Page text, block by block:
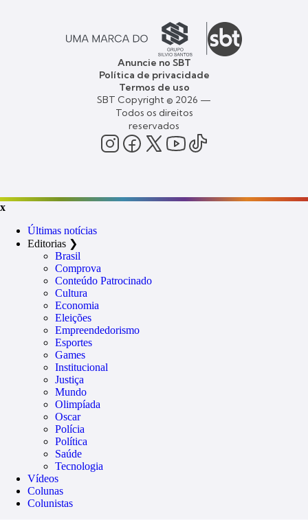
Anuncie no SBT
Política de privacidade
Termos de uso
SBT Copyright © 2026 —
Todos os direitos
reservados
x
Últimas notícias
Editorias ❯
Brasil
Comprova
Conteúdo Patrocinado
Cultura
Economia
Eleições
Empreendedorismo
Esportes
Games
Institucional
Justiça
Mundo
Olimpíada
Oscar
Polícia
Política
Saúde
Tecnologia
Vídeos
Colunas
Colunistas